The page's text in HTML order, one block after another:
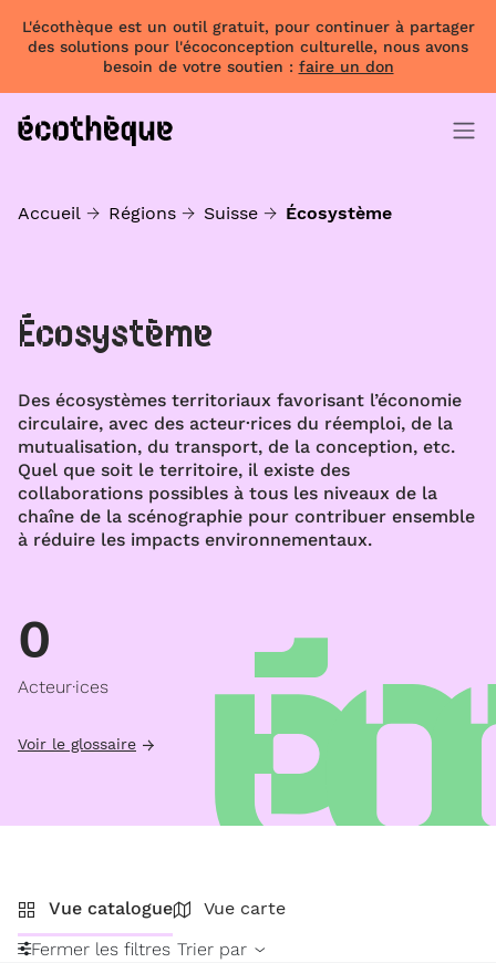
L'écothèque est un outil gratuit, pour continuer à partager
des solutions pour l'écoconception culturelle, nous avons
besoin de votre soutien : faire un don
Accueil Régions Suisse Écosystème
Écosystème
Des écosystèmes territoriaux favorisant l’économie
circulaire, avec des acteur·rices du réemploi, de la
mutualisation, du transport, de la conception, etc.
Quel que soit le territoire, il existe des
collaborations possibles à tous les niveaux de la
chaîne de la scénographie pour contribuer ensemble
à réduire les impacts environnementaux.
0
Acteur·ices
Voir le glossaire
Vue catalogue
Vue carte
Fermer les filtres Trier par